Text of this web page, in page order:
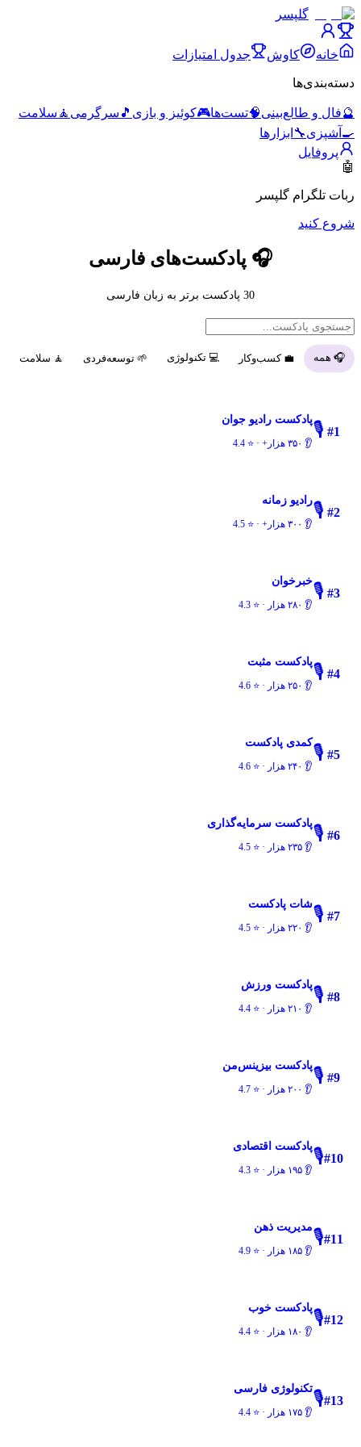
گلپسر
خانه کاوش جدول امتیازات
دسته‌بندی‌ها
🔮فال و طالع‌بینی🧠تست‌ها🎮کوئیز و بازی 🎵 سرگرمی 🧘 سلامت
🍳 آشپزی🔧 ابزارها
پروفایل
🤖
ربات تلگرام گلپسر
شروع کنید
🎧 پادکست‌های فارسی
30 پادکست برتر به زبان فارسی
🎧 همه 💼 کسب‌وکار 💻 تکنولوژی 🌱 توسعه‌فردی 🧘 سلامت
#1
🎙️پادکست رادیو جوان
👂 ۳۵۰ هزار+ · ⭐
4.4
#2
🎙️رادیو زمانه
👂 ۳۰۰ هزار+ · ⭐
4.5
#3
🎙️خبرخوان
👂 ۲۸۰ هزار · ⭐
4.3
#4
🎙️پادکست مثبت
👂 ۲۵۰ هزار · ⭐
4.6
#5
🎙️کمدی پادکست
👂 ۲۴۰ هزار · ⭐
4.6
#6
🎙️پادکست سرمایه‌گذاری
👂 ۲۳۵ هزار · ⭐
4.5
#7
🎙️شات پادکست
👂 ۲۲۰ هزار · ⭐
4.5
#8
🎙️پادکست ورزش
👂 ۲۱۰ هزار · ⭐
4.4
#9
🎙️پادکست بیزینس‌من
👂 ۲۰۰ هزار · ⭐
4.7
#10
🎙️پادکست اقتصادی
👂 ۱۹۵ هزار · ⭐
4.3
#11
🎙️مدیریت ذهن
👂 ۱۸۵ هزار · ⭐
4.9
#12
🎙️پادکست خوب
👂 ۱۸۰ هزار · ⭐
4.4
#13
🎙️تکنولوژی فارسی
👂 ۱۷۵ هزار · ⭐
4.4